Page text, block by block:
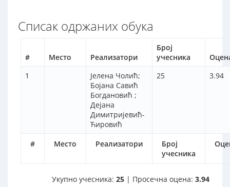
Списак одржаних обука
# Место Реализатори
Број
учесника
# Место Реализатори
Број
учесника
1
Јелена Чолић;
Бојана Савић
Богдановић ;
Дејана
Димитријевић-
Ћировић
25 3.94
Укупно учесника: 25 | Просечна оцена: 3.94